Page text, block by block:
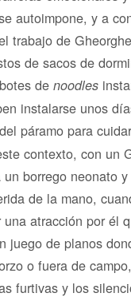
autoimpone, y a
trabajo de
de sacos de
denoodles
instalarse unos
páramo para
contexto, con un
borrego neonato
de la mano,
atracción por él
juego de planos
o fuera de
furtivas y los